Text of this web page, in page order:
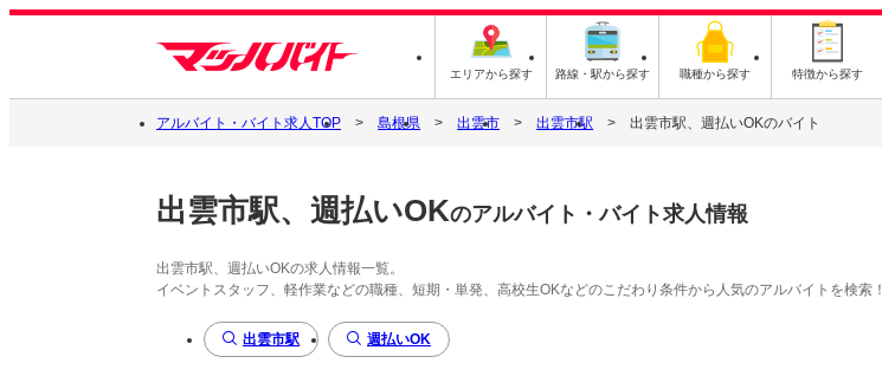
エリアから探す 路線・駅から探す 職種から探す 特徴から探す
アルバイト・バイト求人TOP 島根県 出雲市 出雲市駅 出雲市駅、週払いOKのバイト
出雲市駅、週払いOKのアルバイト・バイト求人情報
出雲市駅、週払いOKの求人情報一覧。
イベントスタッフ、軽作業などの職種、短期・単発、高校生OKなどのこだわり条件から人気のアルバイトを検索！
出雲市駅 週払いOK